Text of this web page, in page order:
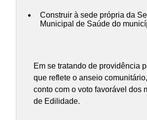
Construir à sede própria da
Municipal de Saúde do
Em se tratando de providência
que reflete o anseio
conto com o voto favorável dos
de Edilidade.